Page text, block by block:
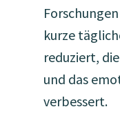
kurze
reduziert,
und das
verbessert.